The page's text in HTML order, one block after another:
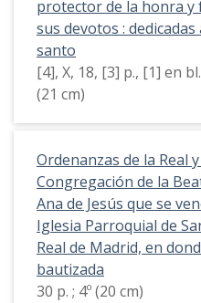
protector de la honra y
sus devotos : dedicadas
santo
[4], X, 18, [3] p., [1] en bl.
(21 cm)
Ordenanzas de la Real
Congregación de la
Ana de Jesús que se
Iglesia Parroquial de
Real de Madrid, en
bautizada
30 p. ; 4º (20 cm)